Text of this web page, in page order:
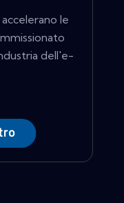
le
dell'e-